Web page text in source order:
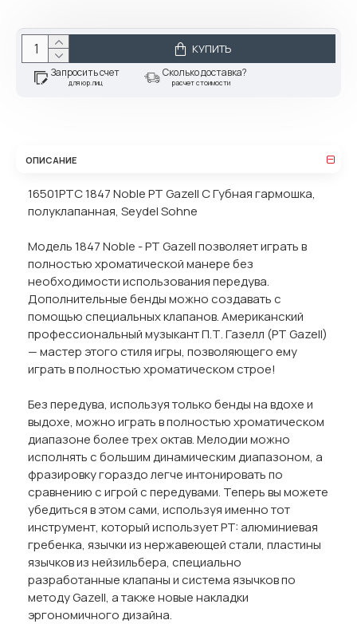
КУПИТЬ
Запросить счет
для юр.лиц
Сколько доставка?
расчет стоимости
ОПИСАНИЕ
16501PTC 1847 Noble PT Gazell C Губная гармошка,
полуклапанная, Seydel Sohne
Модель 1847 Noble - PT Gazell позволяет играть в
полностью хроматической манере без
необходимости использования передува.
Дополнительные бенды можно создавать с
помощью специальных клапанов. Американский
профессиональный музыкант П.Т. Газелл (PT Gazell)
— мастер этого стиля игры, позволяющего ему
играть в полностью хроматическом строе!
Без передува, используя только бенды на вдохе и
выдохе, можно играть в полностью хроматическом
диапазоне более трех октав. Мелодии можно
исполнять с большим динамическим диапазоном, а
фразировку гораздо легче интонировать по
сравнению с игрой с передувами. Теперь вы можете
убедиться в этом сами, используя именно тот
инструмент, который использует PT: алюминиевая
гребенка, язычки из нержавеющей стали, пластины
язычков из нейзильбера, специально
разработанные клапаны и система язычков по
методу Gazell, а также новые накладки
эргономичного дизайна.